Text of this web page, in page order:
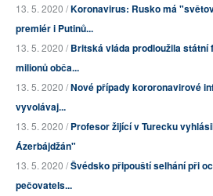
13. 5. 2020 /Koronavirus: Rusko má
premiér i Putinů...
13. 5. 2020 /Britská vláda prodloužila státní
milionů obča...
13. 5. 2020 /Nové případy kororonavirové
vyvolávaj...
13. 5. 2020 /Profesor žijící v Turecku
Ázerbájdžán"
13. 5. 2020 /Švédsko připouští selhání při
pečovatels...